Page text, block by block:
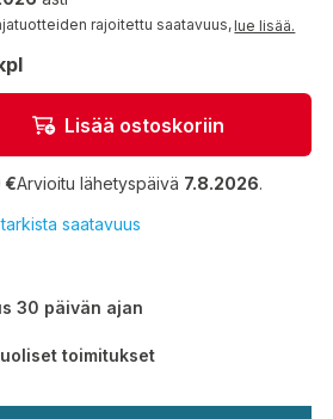
rajoitettu saatavuus,lue lisää.
Lisää ostoskoriin
€Arvioitu lähetyspäivä 7.8.2026.
saatavuus
30 päivän ajan
toimitukset